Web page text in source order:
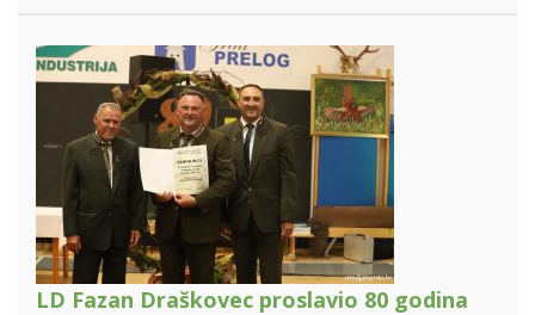
LD Fazan Draškovec proslavio 80 godina